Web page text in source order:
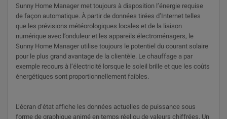
Sunny Home Manager met toujours à disposition l’énergie requise
de façon automatique. À partir de données tirées d’Internet telles
que les prévisions météorologiques locales et de la liaison
numérique avec l’onduleur et les appareils électroménagers, le
Sunny Home Manager utilise toujours le potentiel du courant solaire
pour le plus grand avantage de la clientèle. Le chauffage a par
exemple recours à l’électricité lorsque le soleil brille et que les coûts
énergétiques sont proportionnellement faibles.
L’écran d’état affiche les données actuelles de puissance sous
forme de graphique animé en temps réel ou de valeurs chiffrées. Un